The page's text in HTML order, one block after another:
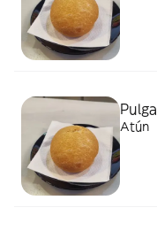
Atún